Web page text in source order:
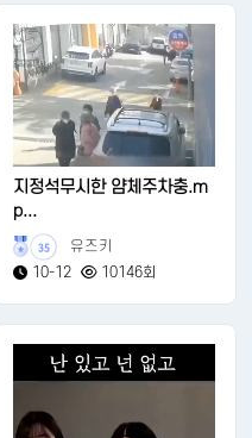
지정석무시한 얌체주차충.m
p...
35
유즈키
10-12
10146회